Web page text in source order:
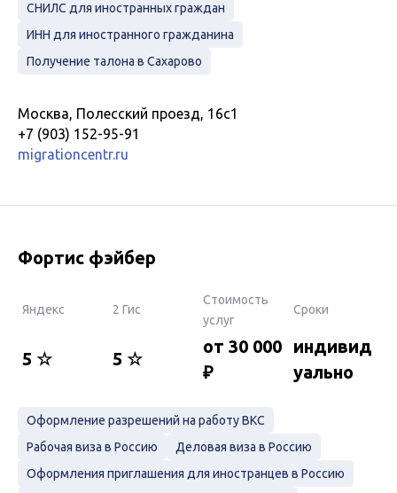
СНИЛС для иностранных граждан
ИНН для иностранного гражданина
Получение талона в Сахарово
Москва, Полесский проезд, 16с1
+7 (903) 152-95-91
migrationcentr.ru
Фортис фэйбер
Яндекс 2 Гис
Стоимость
услуг
Сроки
5 ☆ 5 ☆
от 30 000
₽
индивид
уально
Оформление разрешений на работу ВКС
Рабочая виза в Россию
Деловая виза в Россию
Оформления приглашения для иностранцев в Россию